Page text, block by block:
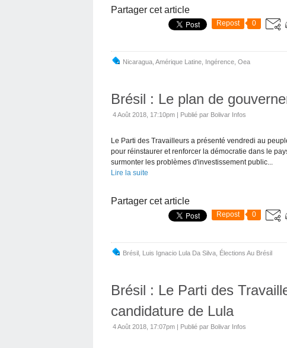
Partager cet article
Repost 0
Nicaragua Amérique Latine Ingérence Oea
Brésil : Le plan de
4 Août 2018, 17:10pm | Publié par Bolivar Infos
Le Parti des Travailleurs a présenté vendredi au
pour réinstaurer et renforcer la démocratie dans le
surmonter les problèmes d'investissement public...
Lire la suite
Partager cet article
Repost 0
Brésil Luis Ignacio Lula Da Silva Élections Au Brésil
Brésil : Le Parti des
candidature de Lula
4 Août 2018, 17:07pm | Publié par Bolivar Infos